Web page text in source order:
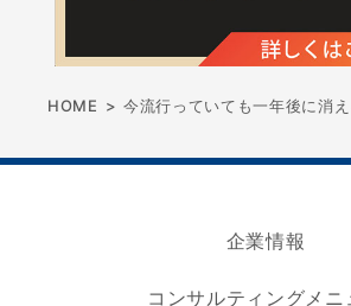
HOME > 今流行っていても一年後に消
企業情報
コンサルティングメニ